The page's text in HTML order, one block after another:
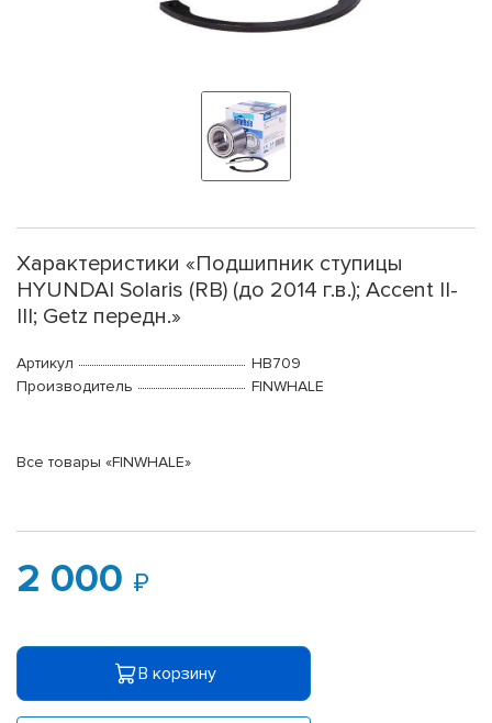
Характеристики «Подшипник ступицы
HYUNDAI Solaris (RB) (до 2014 г.в.); Accent II-
III; Getz передн.»
Артикул
HB709
Производитель
FINWHALE
Все товары «FINWHALE»
2 000
В корзину